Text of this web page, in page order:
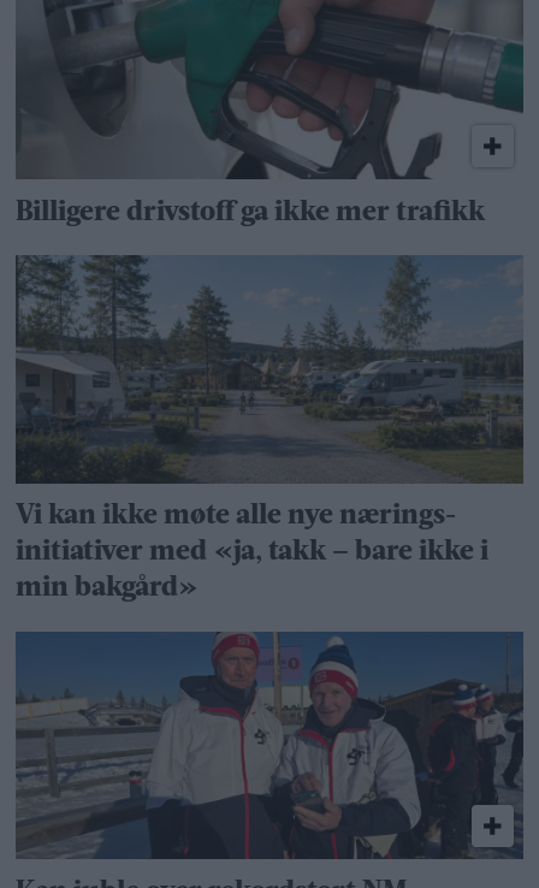
Billigere drivstoff ga ikke mer trafikk
Vi kan ikke møte alle nye nærings­
initiativer med «ja, takk – bare ikke i
min bakgård»